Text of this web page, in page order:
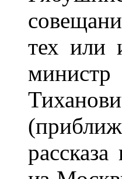
тех или